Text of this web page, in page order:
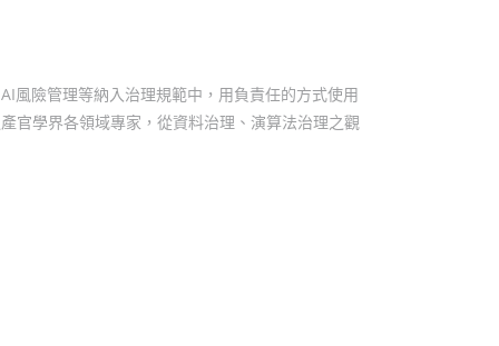
風險管理等納入治理規範中，用負責任的方式使用
官學界各領域專家，從資料治理、演算法治理之觀